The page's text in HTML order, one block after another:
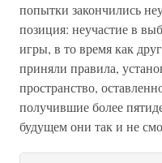
попытки закончились
позиция: неучастие в
игры, в то время как
приняли правила,
пространство,
получившие более
будущем они так и не